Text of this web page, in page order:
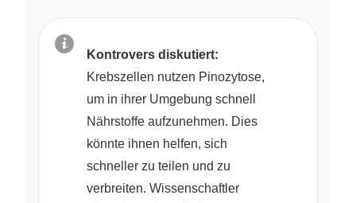
Kontrovers diskutiert:
Krebszellen nutzen Pinozytose,
um in ihrer Umgebung schnell
Nährstoffe aufzunehmen. Dies
könnte ihnen helfen, sich
schneller zu teilen und zu
verbreiten. Wissenschaftler